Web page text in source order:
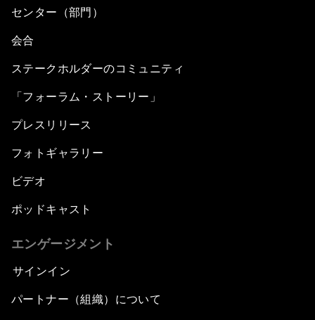
センター（部門）
会合
ステークホルダーのコミュニティ
「フォーラム・ストーリー」
プレスリリース
フォトギャラリー
ビデオ
ポッドキャスト
エンゲージメント
サインイン
パートナー（組織）について